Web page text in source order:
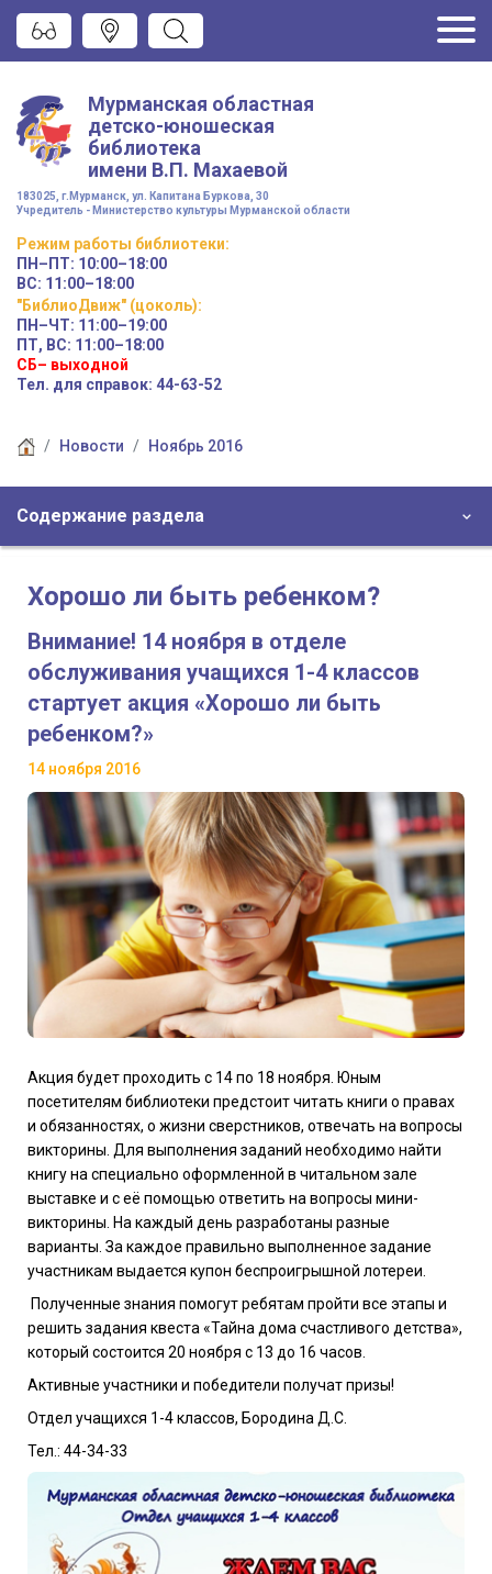
Мурманская областная
детско-юношеская
библиотека
имени В.П. Махаевой
183025, г.Мурманск, ул. Капитана Буркова, 30
Учредитель - Министерство культуры Мурманской области
Режим работы библиотеки:
ПН–ПТ: 10:00–18:00
ВС: 11:00–18:00
"БиблиоДвиж" (цоколь):
ПН–ЧТ: 11:00–19:00
ПТ, ВС: 11:00–18:00
СБ– выходной
Тел. для справок: 44-63-52
Новости Ноябрь 2016
Содержание раздела
Хорошо ли быть ребенком?
Внимание! 14 ноября в отделе
обслуживания учащихся 1-4 классов
стартует акция «Хорошо ли быть
ребенком?»
14 ноября 2016
Акция будет проходить с 14 по 18 ноября. Юным
посетителям библиотеки предстоит читать книги о правах
и обязанностях, о жизни сверстников, отвечать на вопросы
викторины. Для выполнения заданий необходимо найти
книгу на специально оформленной в читальном зале
выставке и с её помощью ответить на вопросы мини-
викторины. На каждый день разработаны разные
варианты. За каждое правильно выполненное задание
участникам выдается купон беспроигрышной лотереи.
Полученные знания помогут ребятам пройти все этапы и
решить задания квеста «Тайна дома счастливого детства»,
который состоится 20 ноября с 13 до 16 часов.
Активные участники и победители получат призы!
Отдел учащихся 1-4 классов, Бородина Д.С.
Тел.: 44-34-33